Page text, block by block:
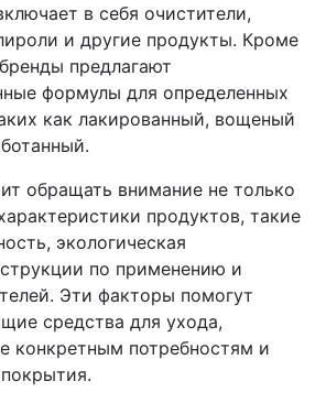
в себя очистители,
и другие продукты. Кроме
предлагают
формулы для определенных
как лакированный, вощеный
обращать внимание не только
продуктов, такие
экологическая
по применению и
Эти факторы помогут
средства для ухода,
конкретным потребностям и